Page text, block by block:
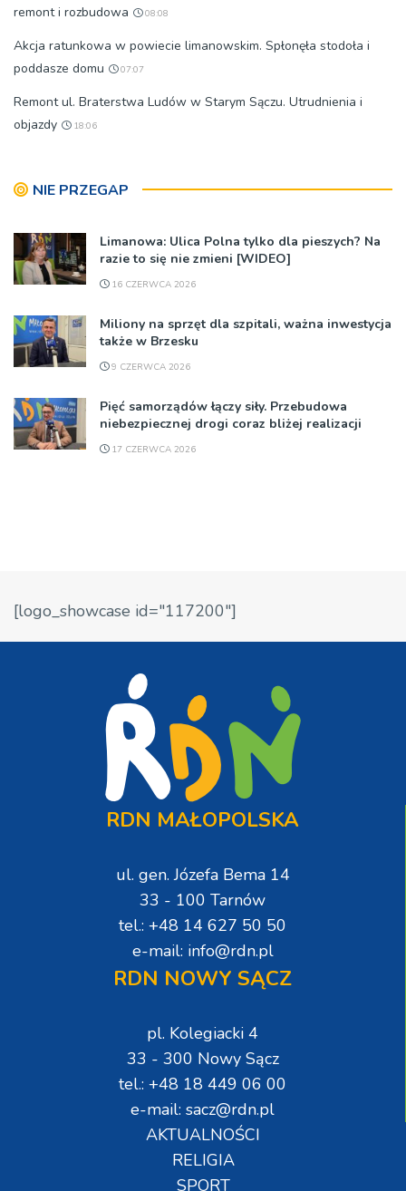
remont i rozbudowa
08:08
Akcja ratunkowa w powiecie limanowskim. Spłonęła stodoła i
poddasze domu
07:07
Remont ul. Braterstwa Ludów w Starym Sączu. Utrudnienia i
objazdy
18:06
NIE PRZEGAP
Limanowa: Ulica Polna tylko dla pieszych? Na
razie to się nie zmieni [WIDEO]
16 CZERWCA 2026
Miliony na sprzęt dla szpitali, ważna inwestycja
także w Brzesku
9 CZERWCA 2026
Pięć samorządów łączy siły. Przebudowa
niebezpiecznej drogi coraz bliżej realizacji
17 CZERWCA 2026
[logo_showcase id="117200"]
RDN MAŁOPOLSKA
ul. gen. Józefa Bema 14
33 - 100 Tarnów
tel.: +48 14 627 50 50
e-mail: info@rdn.pl
RDN NOWY SĄCZ
pl. Kolegiacki 4
33 - 300 Nowy Sącz
tel.: +48 18 449 06 00
e-mail: sacz@rdn.pl
AKTUALNOŚCI
RELIGIA
SPORT